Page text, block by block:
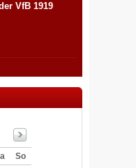
VfB 1919
So